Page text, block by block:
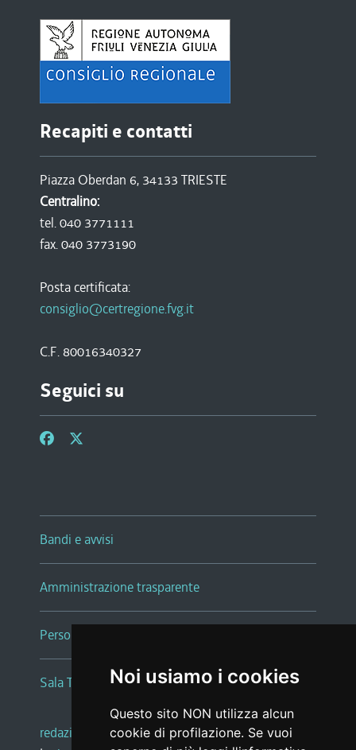
Noi usiamo i cookies
Questo sito NON utilizza alcun
cookie di profilazione. Se vuoi
Recapiti e contatti
Piazza Oberdan 6, 34133 TRIESTE
Centralino:
tel. 040 3771111
fax. 040 3773190
Posta certificata:
consiglio@certregione.fvg.it
C.F. 80016340327
Seguici su
Bandi e avvisi
Amministrazione trasparente
Persone e Uffici
Sala Tiziano Tessitori
redazione web |note legali |glossario